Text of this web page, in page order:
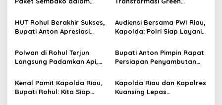
Hubungan dengan
Masyarakat
Pembentukan Pusat Studi
Kepolisian dan Lingkungan
HUT Rohul Berakhir Sukses,
Bupati Anton Apresiasi
Petugas Lapangan
Audiensi Bersama PWI Riau,
Kapolda: Polri Siap Layani
Polwan di Rohul Terjun
Langsung Padamkan Api,
Apresiasi
Bupati Anton Pimpin Rapat
Persiapan Penyambutan
Hulu
Kenal Pamit Kapolda Riau,
Bupati Rohul: Kita Siap
Kapolda Riau dan Kapolres
Kuansing Lepas